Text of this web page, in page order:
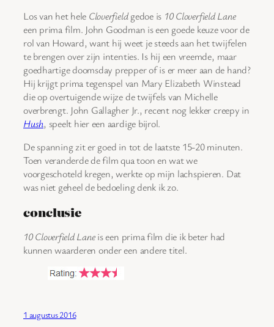
Los van het hele Cloverfieldgedoe is 10 Cloverfield Lane
een prima film. John Goodman is een goede keuze voor de
rol van Howard, want hij weet je steeds aan het twijfelen
te brengen over zijn intenties. Is hij een vreemde, maar
goedhartige doomsday prepper of is er meer aan de hand?
Hij krijgt prima tegenspel van Mary Elizabeth Winstead
die op overtuigende wijze de twijfels van Michelle
overbrengt. John Gallagher Jr., recent nog lekker creepy in
Hush, speelt hier een aardige bijrol.
De spanning zit er goed in tot de laatste 15-20 minuten.
Toen veranderde de film qua toon en wat we
voorgeschoteld kregen, werkte op mijn lachspieren. Dat
was niet geheel de bedoeling denk ik zo.
conclusie
10 Cloverfield Laneis een prima film die ik beter had
kunnen waarderen onder een andere titel.
1 augustus 2016